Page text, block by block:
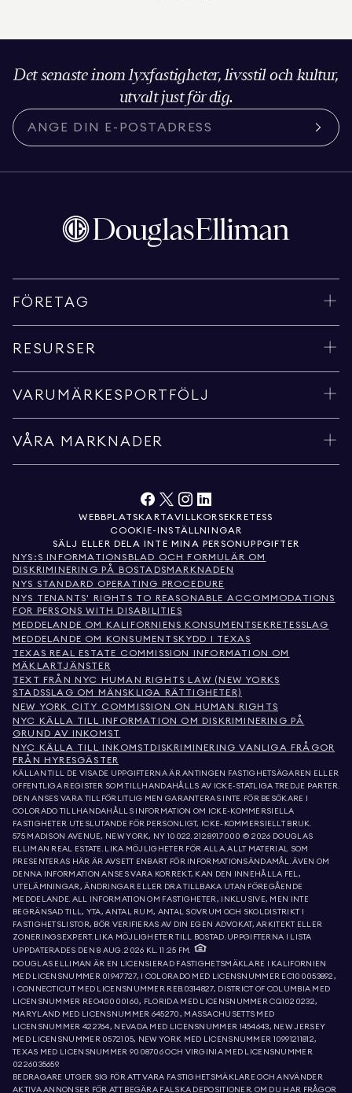
Det senaste inom lyxfastigheter, livsstil och kultur,
utvalt just för dig.
FÖRETAG
RESURSER
VARUMÄRKESPORTFÖLJ
VÅRA MARKNADER
WEBBPLATSKARTAVILLKOR SEKRETESS
COOKIE-INSTÄLLNINGAR
SÄLJ ELLER DELA INTE MINA PERSONUPPGIFTER
NYS:S INFORMATIONSBLAD OCH FORMULÄR OM
DISKRIMINERING PÅ BOSTADSMARKNADEN
NYS STANDARD OPERATING PROCEDURE
NYS TENANTS' RIGHTS TO REASONABLE ACCOMMODATIONS
FOR PERSONS WITH DISABILITIES
MEDDELANDE OM KALIFORNIENS KONSUMENTSEKRETESSLAG
MEDDELANDE OM KONSUMENTSKYDD I TEXAS
TEXAS REAL ESTATE COMMISSION INFORMATION OM
MÄKLARTJÄNSTER
TEXT FRÅN NYC HUMAN RIGHTS LAW (NEW YORKS
STADSSLAG OM MÄNSKLIGA RÄTTIGHETER)
NEW YORK CITY COMMISSION ON HUMAN RIGHTS
NYC KÄLLA TILL INFORMATION OM DISKRIMINERING PÅ
GRUND AV INKOMST
NYC KÄLLA TILL INKOMSTDISKRIMINERING VANLIGA FRÅGOR
FRÅN HYRESGÄSTER
KÄLLAN TILL DE VISADE UPPGIFTERNA ÄR ANTINGEN FASTIGHETSÄGAREN ELLER
OFFENTLIGA REGISTER SOM TILLHANDAHÅLLS AV ICKE-STATLIGA TREDJE PARTER.
DEN ANSES VARA TILLFÖRLITLIG MEN GARANTERAS INTE. FÖR BESÖKARE I
COLORADO TILLHANDAHÅLLS INFORMATION OM ICKE-KOMMERSIELLA
FASTIGHETER UTESLUTANDE FÖR PERSONLIGT, ICKE-KOMMERSIELLT BRUK.
575 MADISON AVENUE, NEW YORK, NY 10022.212.891.7000 © 2026 DOUGLAS
ELLIMAN REAL ESTATE. LIKA MÖJLIGHETER FÖR ALLA. ALLT MATERIAL SOM
PRESENTERAS HÄR ÄR AVSETT ENBART FÖR INFORMATIONSÄNDAMÅL. ÄVEN OM
DENNA INFORMATION ANSES VARA KORREKT, KAN DEN INNEHÅLLA FEL,
UTELÄMNINGAR, ÄNDRINGAR ELLER DRA TILLBAKA UTAN FÖREGÅENDE
MEDDELANDE. ALL INFORMATION OM FASTIGHETER, INKLUSIVE, MEN INTE
BEGRÄNSAD TILL, YTA, ANTAL RUM, ANTAL SOVRUM OCH SKOLDISTRIKT I
FASTIGHETSLISTOR, BÖR VERIFIERAS AV DIN EGEN ADVOKAT, ARKITEKT ELLER
ZONERINGSEXPERT. LIKA MÖJLIGHETER TILL BOSTAD. UPPGIFTERNA I LISTA
UPPDATERADES DEN 8 AUG. 2026 KL. 11:25 FM.
DOUGLAS ELLIMAN ÄR EN LICENSIERAD FASTIGHETSMÄKLARE I KALIFORNIEN
MED LICENSNUMMER 01947727, I COLORADO MED LICENSNUMMER EC100053892,
I CONNECTICUT MED LICENSNUMMER REB.0314827, DISTRICT OF COLUMBIA MED
LICENSNUMMER REO40000160, FLORIDA MED LICENSNUMMER CQ1020232,
MARYLAND MED LICENSNUMMER 645270, MASSACHUSETTS MED
LICENSNUMMER 422764, NEVADA MED LICENSNUMMER 1454643, NEW JERSEY
MED LICENSNUMMER 0572105, NEW YORK MED LICENSNUMMER 10991211812,
TEXAS MED LICENSNUMMER 9008706 OCH VIRGINIA MED LICENSNUMMER
0226035659.
BEDRAGARE UTGER SIG FÖR ATT VARA FASTIGHETSMÄKLARE OCH ANVÄNDER
AKTIVA ANNONSER FÖR ATT BEGÄRA FALSKA DEPOSITIONER. OM DU HAR FRÅGOR